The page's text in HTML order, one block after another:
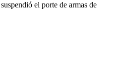
el porte de armas de